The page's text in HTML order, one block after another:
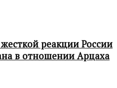
реакции России
в отношении Арцаха